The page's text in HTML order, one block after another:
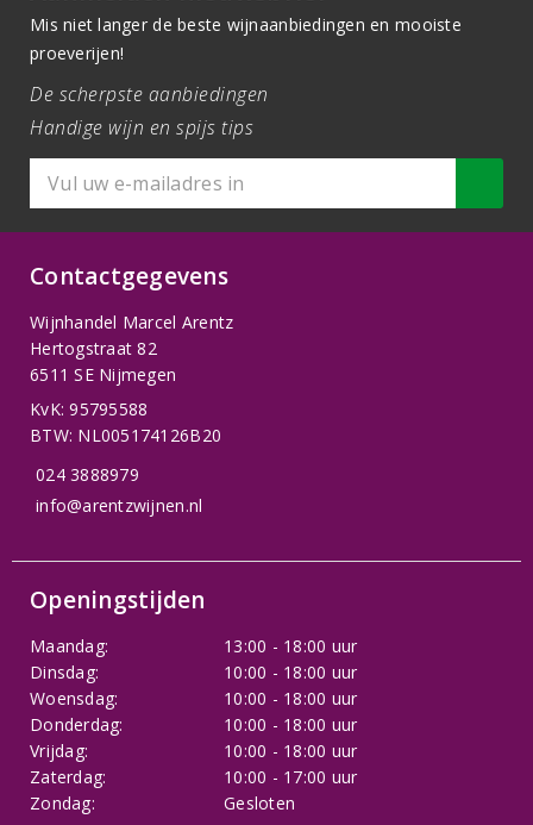
Mis niet langer de beste wijnaanbiedingen en mooiste
proeverijen!
De scherpste aanbiedingen
Handige wijn en spijs tips
Contactgegevens
Wijnhandel Marcel Arentz
Hertogstraat 82
6511 SE Nijmegen
KvK: 95795588
BTW: NL005174126B20
024 3888979
info@arentzwijnen.nl
Openingstijden
Maandag:
13:00 - 18:00 uur
Dinsdag:
10:00 - 18:00 uur
Woensdag:
10:00 - 18:00 uur
Donderdag:
10:00 - 18:00 uur
Vrijdag:
10:00 - 18:00 uur
Zaterdag:
10:00 - 17:00 uur
Zondag:
Gesloten